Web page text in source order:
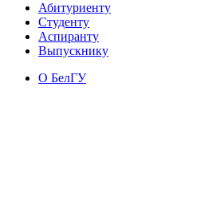
Абитуриенту
Студенту
Аспиранту
Выпускнику
О БелГУ